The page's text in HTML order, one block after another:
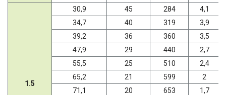
1.5
30,9 45 284
4,1
34,7
40 319
3,9
39,2
36 360
3,5
47,9
29 440
2,7
55,5
25 510
2,4
65,2
21 599
2
71,1
20 653
1,7